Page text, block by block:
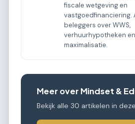
fiscale wetgeving en
vastgoedfinanciering.
beleggers over WWS,
verhuurhypotheken
maximalisatie.
Meer over Mindset &
Bekijk alle 30 artikelen in